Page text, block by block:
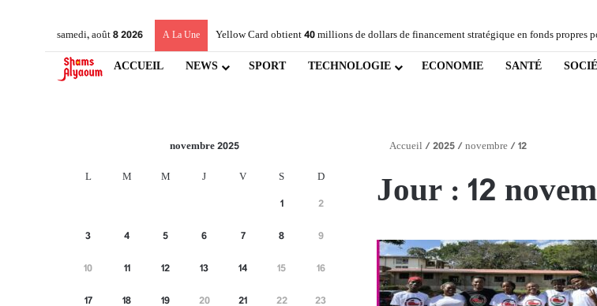
samedi, août 8 2026 A La Une Yellow Card obtient 40 millions de dollars de financement stratégique en fonds propres
ACCUEIL NEWS SPORT TECHNOLOGIE ECONOMIE SANTÉ
Accueil /2025/novembre/12
Jour :12
novembre 2025
L
M M J V S
D
1
2
3
4 5 6 7 8
9
10
11 12 13 14 15
16
17
18 19 20 21 22
23